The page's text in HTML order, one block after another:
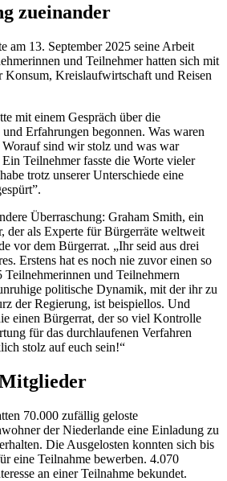
zueinander
am 13. September 2025 seine Arbeit
und Teilnehmer hatten sich mit
Konsum, Kreislaufwirtschaft und Reisen
mit einem Gespräch über die
Erfahrungen begonnen. Was waren
Worauf sind wir stolz und was war
Teilnehmer fasste die Worte vieler
trotz unserer Unterschiede eine
Überraschung: Graham Smith, ein
der als Experte für Bürgerräte weltweit
vor dem Bürgerrat. „Ihr seid aus drei
Erstens hat es noch nie zuvor einen so
und Teilnehmern
politische Dynamik, mit der ihr zu
der Regierung, ist beispiellos. Und
einen Bürgerrat, der so viel Kontrolle
für das durchlaufenen Verfahren
stolz auf euch sein!“
70.000 zufällig geloste
der Niederlande eine Einladung zu
Die Ausgelosten konnten sich bis
eine Teilnahme bewerben. 4.070
an einer Teilnahme bekundet.